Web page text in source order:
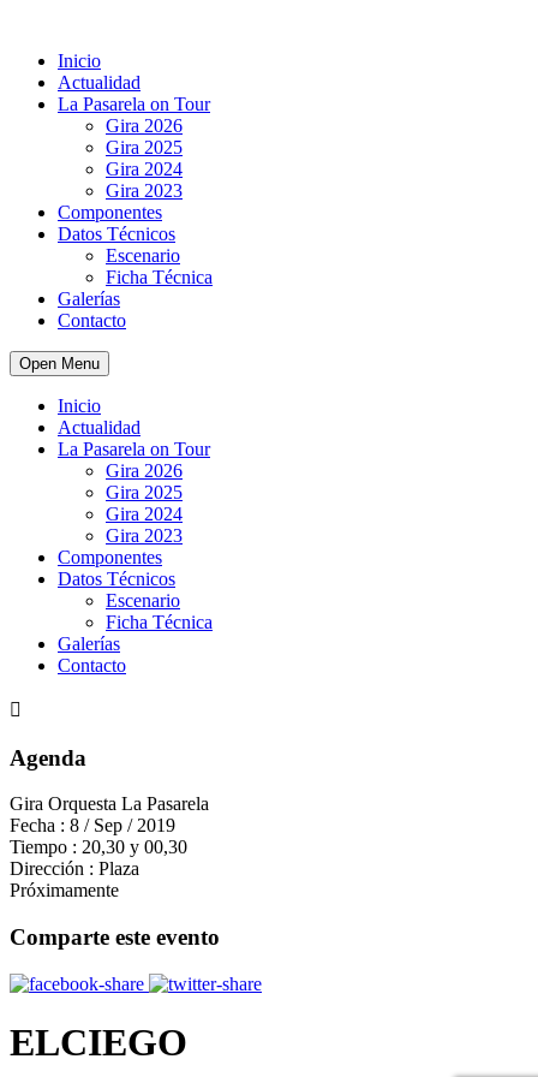
Inicio
Actualidad
La Pasarela on Tour
Gira 2026
Gira 2025
Gira 2024
Gira 2023
Componentes
Datos Técnicos
Escenario
Ficha Técnica
Galerías
Contacto
Open Menu
Inicio
Actualidad
La Pasarela on Tour
Gira 2026
Gira 2025
Gira 2024
Gira 2023
Componentes
Datos Técnicos
Escenario
Ficha Técnica
Galerías
Contacto
Agenda
Gira Orquesta La Pasarela
Fecha : 8 / Sep / 2019
Tiempo : 20,30 y 00,30
Dirección : Plaza
Próximamente
Comparte este evento
ELCIEGO